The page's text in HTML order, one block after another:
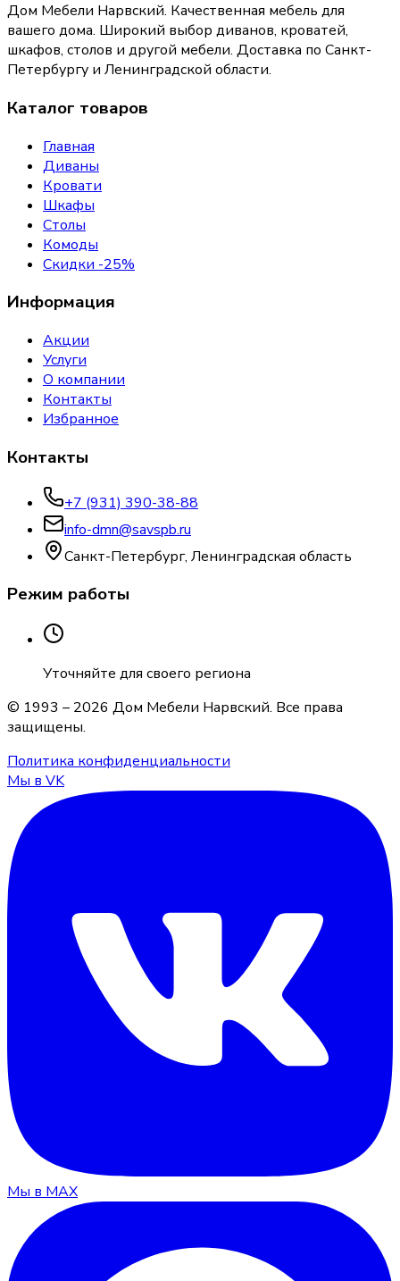
Дом Мебели Нарвский. Качественная мебель для
вашего дома. Широкий выбор диванов, кроватей,
шкафов, столов и другой мебели. Доставка по Санкт-
Петербургу и Ленинградской области.
Каталог товаров
Главная
Диваны
Кровати
Шкафы
Столы
Комоды
Скидки -25%
Информация
Акции
Услуги
О компании
Контакты
Избранное
Контакты
+7 (931) 390-38-88
info-dmn@savspb.ru
Санкт-Петербург, Ленинградская область
Режим работы
Уточняйте для своего региона
© 1993 – 2026 Дом Мебели Нарвский. Все права
защищены.
Политика конфиденциальности
Мы в VK
Мы в MAX